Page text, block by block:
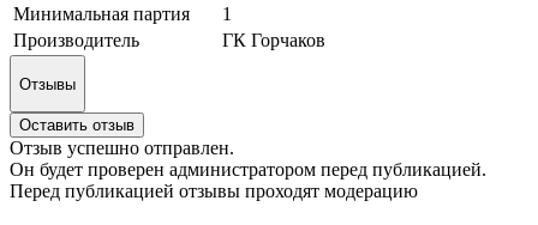
Минимальная партия
1
Производитель
ГК Горчаков
Отзывы
Оставить отзыв
Отзыв успешно отправлен.
Он будет проверен администратором перед публикацией.
Перед публикацией отзывы проходят модерацию